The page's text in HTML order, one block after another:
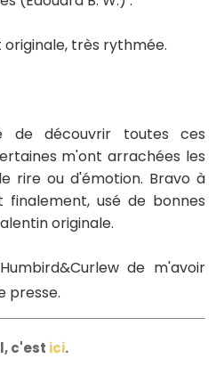
très rythmée.
de découvrir toutes ces
m'ont arrachées les
rire ou d'émotion. Bravo à
usé de bonnes
originale.
de m'avoir
presse.
c'est ici.